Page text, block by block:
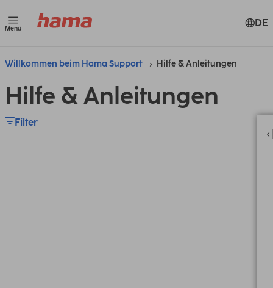
Menü DE
Willkommen beim Hama Support Hilfe & Anleitungen
Hilfe & Anleitungen
Filter